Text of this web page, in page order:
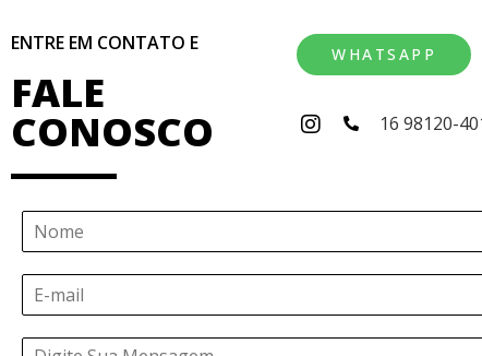
ENTRE EM CONTATO E
FALE
CONOSCO
WHATSAPP
16 98120-
N
E
Á